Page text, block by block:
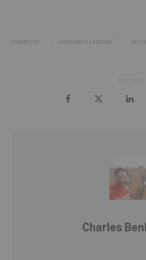
ÉTIQUETTES HORIZON SARDEGNA
Charles